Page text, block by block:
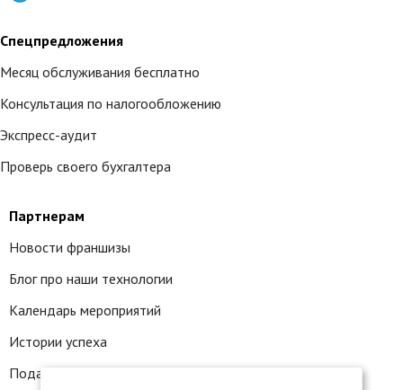
Спецпредложения
Месяц обслуживания бесплатно
Консультация по налогообложению
Экспресс-аудит
Проверь своего бухгалтера
Партнерам
Новости франшизы
Блог про наши технологии
Календарь мероприятий
Истории успеха
Подать заявку на франшизу